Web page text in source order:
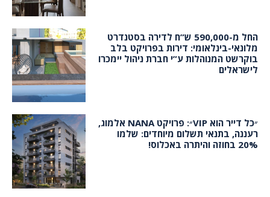
החל מ-590,000 ש”ח לדירה בסטנדרט
מלונאי-בינלאומי: דירות בפרויקט בלב
בוקרשט המנוהלות ע”י חברת ניהול יימכרו
לישראלים
״כל דייר הוא VIP״: פרויקט NANA אלמוג,
רעננה, בתנאי תשלום מיוחדים: שלמו
20% בחוזה והיתרה באכלוס!